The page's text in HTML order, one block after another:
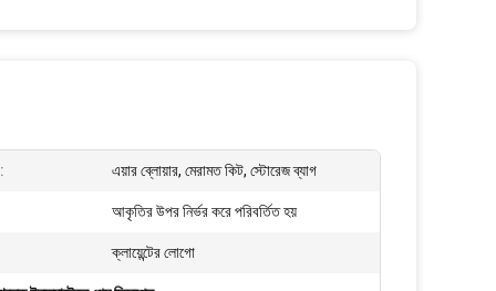
এয়ার ব্লোয়ার, মেরামত কিট, স্টোরেজ ব্যাগ
আকৃতির উপর নির্ভর করে পরিবর্তিত হয়
ক্লায়েন্টের লোগো